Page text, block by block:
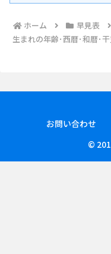
ホーム 早見表
生まれの年齢･西暦･和暦･
お問い合わせ
©